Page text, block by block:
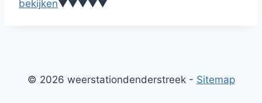
bekijken▼▼▼▼▼
© 2026 weerstationdenderstreek - Sitemap